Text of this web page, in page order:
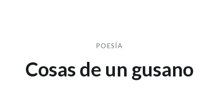
POESÍA
Cosas de un gusano